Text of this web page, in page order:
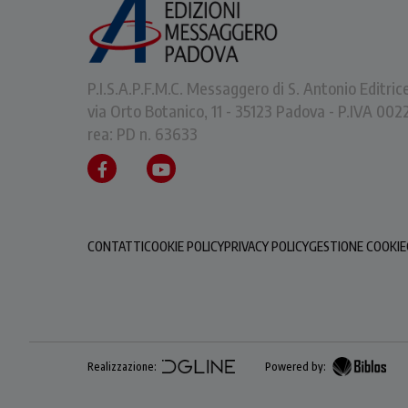
P.I.S.A.P.F.M.C. Messaggero di S. Antonio
via Orto Botanico, 11 - 35123 Padova - P.IVA
rea: PD n. 63633
CONTATTICOOKIE POLICYPRIVACY POLICYGESTIONE COOKIE
Realizzazione: Powered by: